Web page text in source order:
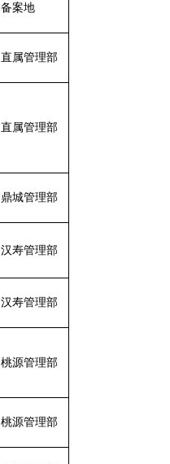
备案地
直属管理部
直属管理部
鼎城管理部
汉寿管理部
汉寿管理部
桃源管理部
桃源管理部